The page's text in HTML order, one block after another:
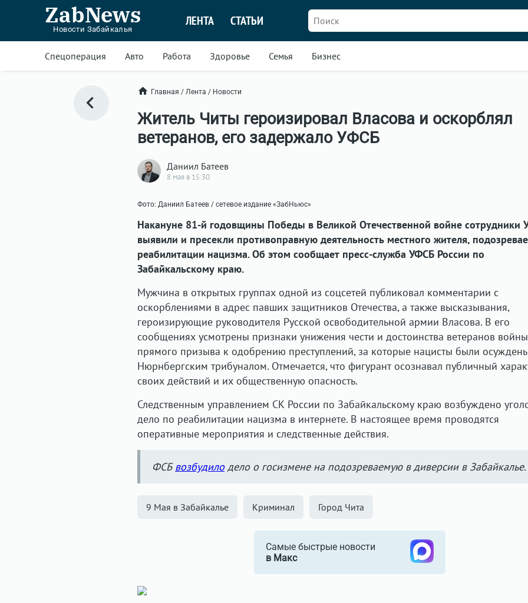
ZabNews
Новости Забайкалья
ЛЕНТА СТАТЬИ
Спецоперация Авто Работа Здоровье Семья Бизнес
Главная / Лента / Новости
Житель Читы героизировал Власова и оскорблял
ветеранов, его задержало УФСБ
Даниил Батеев
8 мая в 15:30
Фото: Даниил Батеев / сетевое издание «ЗабНьюс»
Накануне 81-й годовщины Победы в Великой Отечественной войне сотрудники
выявили и пресекли противоправную деятельность местного жителя,
реабилитации нацизма. Об этом сообщает пресс-служба УФСБ России по
Забайкальскому краю.
Мужчина в открытых группах одной из соцсетей публиковал комментарии с
оскорблениями в адрес павших защитников Отечества, а также высказывания,
героизирующие руководителя Русской освободительной армии Власова. В его
сообщениях усмотрены признаки унижения чести и достоинства ветеранов
прямого призыва к одобрению преступлений, за которые нацисты были
Нюрнбергским трибуналом. Отмечается, что фигурант осознавал публичный
своих действий и их общественную опасность.
Следственным управлением СК России по Забайкальскому краю возбуждено
дело по реабилитации нацизма в интернете. В настоящее время проводятся
оперативные мероприятия и следственные действия.
ФСБвозбудилодело о госизмене на подозреваемую в диверсии в Забайкалье.
9 Мая в Забайкалье Криминал Город Чита
Самые быстрые новости
в Макс